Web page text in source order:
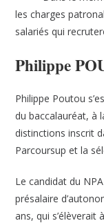
les charges
salariés qui
Philippe
Philippe Poutou
du baccalauréat, à
distinctions inscrit
Parcoursup et la
Le candidat du
présalaire
ans, qui s’élèverait